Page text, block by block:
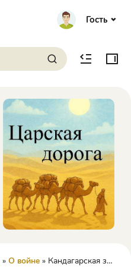
Гость
» О войне » Кандагарская застава - Александр Проханов